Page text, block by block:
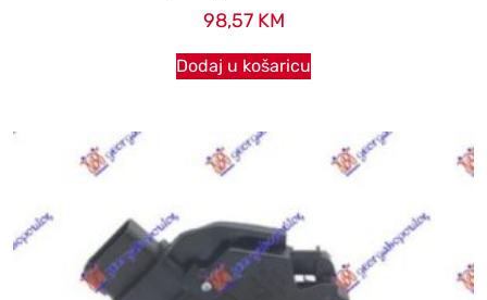
98,57 KM
Dodaj u košaricu